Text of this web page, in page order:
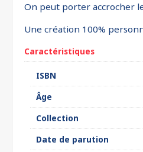
On peut porter accrocher
Une création 100%
Caractéristiques
ISBN
Âge
Collection
Date de parution